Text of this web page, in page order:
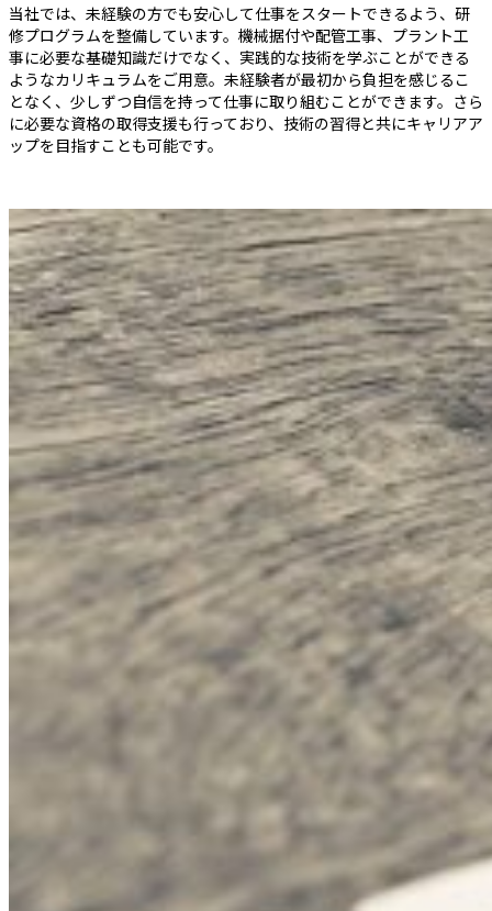
当社では、未経験の方でも安心して仕事をスタートできるよう、研
修プログラムを整備しています。機械据付や配管工事、プラント工
事に必要な基礎知識だけでなく、実践的な技術を学ぶことができる
ようなカリキュラムをご用意。未経験者が最初から負担を感じるこ
となく、少しずつ自信を持って仕事に取り組むことができます。さら
に必要な資格の取得支援も行っており、技術の習得と共にキャリアア
ップを目指すことも可能です。